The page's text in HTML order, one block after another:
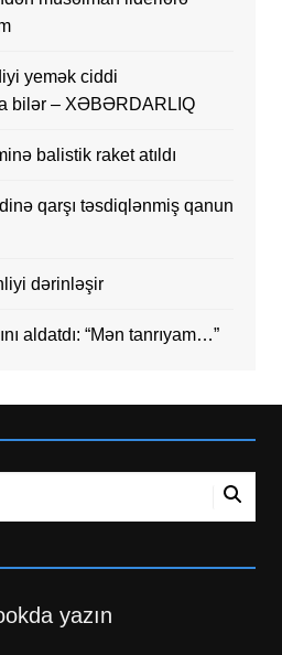
yemək ciddi
bilər – XƏBƏRDARLIQ
balistik raket atıldı
qarşı təsdiqlənmiş qanun
dərinləşir
aldatdı: “Mən tanrıyam…”
yazın